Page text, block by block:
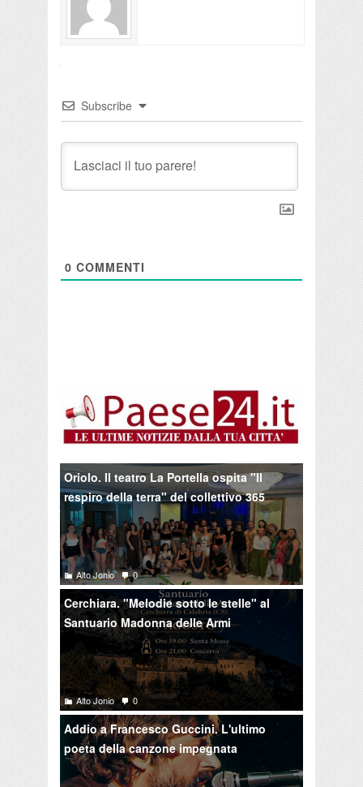
Subscribe
0 COMMENTI
Oriolo. Il teatro La Portella ospita "Il
respiro della terra" del collettivo 365
Alto Jonio 0
Cerchiara. "Melodie sotto le stelle" al
Santuario Madonna delle Armi
Alto Jonio 0
Addio a Francesco Guccini. L'ultimo
poeta della canzone impegnata